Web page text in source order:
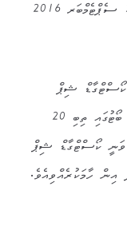
ސަދަން އޭރިއާ ކޯސްޓްގާޑް ސްކޮޑްރަން އިން 29 ސެޕްޓެމްބަރ 2016
ޝިޕް
“ނޫރައްދީން” ވަނީ ހަރަކާތްތެރިވެފައެވެ. މިގޮތުން ބޯޓުގައި ތިބި 20
ދުވަހު 16:45 ހާއިރު ވަނީ ކޯސްޓްގާޑް ޝިޕް
އިން ހާމަކުރެއްވިއެވެ.